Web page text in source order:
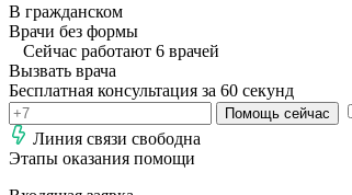
В гражданском
Врачи без формы
Сейчас работают 6 врачей
Вызвать врача
Бесплатная консультация за 60 секунд
Помощь сейчас
Линия связи свободна
Этапы оказания помощи